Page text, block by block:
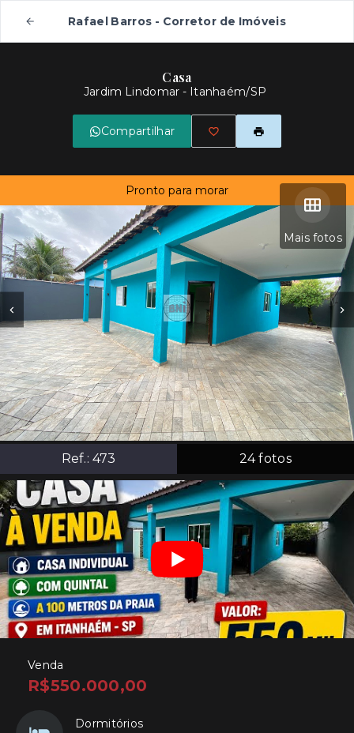
Rafael Barros - Corretor de Imóveis
Casa
Jardim Lindomar - Itanhaém/SP
Compartilhar
Mais fotos
Ref.: 473 24fotos
Pronto para morar
Venda
R$550.000,00
Dormitórios